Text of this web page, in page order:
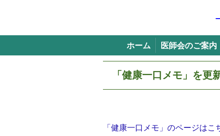
ホーム 医師会のご案内
一般社団法人 桶川北本伊奈地区医師会>
「健康一口メモ」を更
「健康一口メモ」のページはこ